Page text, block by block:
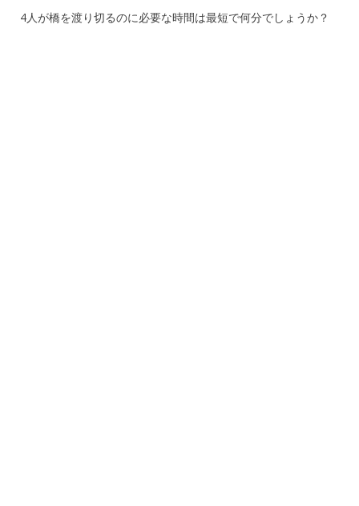
4人が橋を渡り切るのに必要な時間は最短で何分でしょうか？